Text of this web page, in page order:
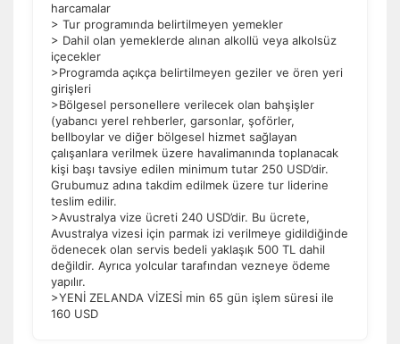
harcamalar
> Tur programında belirtilmeyen yemekler
> Dahil olan yemeklerde alınan alkollü veya alkolsüz
içecekler
>Programda açıkça belirtilmeyen geziler ve ören yeri
girişleri
>Bölgesel personellere verilecek olan bahşişler
(yabancı yerel rehberler, garsonlar, şoförler,
bellboylar ve diğer bölgesel hizmet sağlayan
çalışanlara verilmek üzere havalimanında toplanacak
kişi başı tavsiye edilen minimum tutar 250 USD’dir.
Grubumuz adına takdim edilmek üzere tur liderine
teslim edilir.
>Avustralya vize ücreti 240 USD’dir. Bu ücrete,
Avustralya vizesi için parmak izi verilmeye gidildiğinde
ödenecek olan servis bedeli yaklaşık 500 TL dahil
değildir. Ayrıca yolcular tarafından vezneye ödeme
yapılır.
>YENİ ZELANDA VİZESİ min 65 gün işlem süresi ile
160 USD